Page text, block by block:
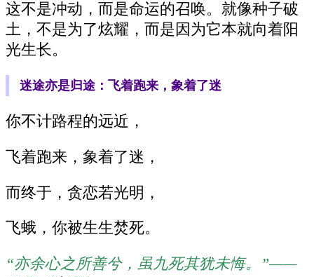
这不是冲动，而是命运的召唤。就像种子破
土，不是为了炫耀，而是因为它本就向着阳
光生长。
迷途亦是归途：飞着跑来，象着了迷
你不计路程的远近，
飞着跑来，象着了迷，
而终于，贪恋若光明，
飞蛾，你被生生焚死。
“亦余心之所善兮，虽九死其犹未悔。”——